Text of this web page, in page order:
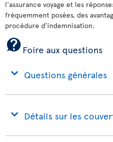
l'assurance voyage et les
fréquemment posées, des
procédure d'indemnisation.
Foire aux questions
Questions générales
Détails sur les